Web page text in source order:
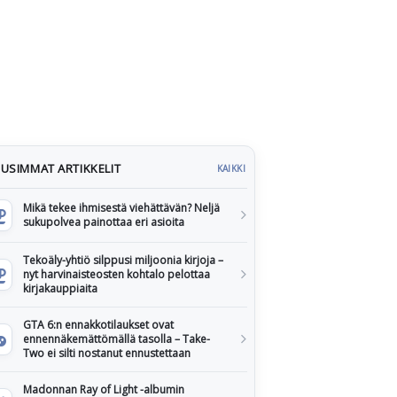
ARTIKKELIT KAIKKI
Mikä tekee ihmisestä viehättävän? Neljä
sukupolvea painottaa eri asioita
Tekoäly-yhtiö silppusi miljoonia kirjoja –
nyt harvinaisteosten kohtalo pelottaa
kirjakauppiaita
GTA 6:n ennakkotilaukset ovat
ennennäkemättömällä tasolla – Take-
Two ei silti nostanut ennustettaan
Madonnan Ray of Light -albumin